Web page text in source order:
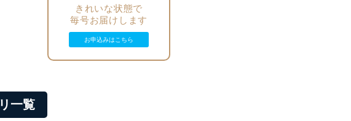
ビューの機会を通じて、個人情報保護マネジメントシステムを継続的に改善し、常に最良
きれいな状態で
毎号お届けします
お申込みはこちら
一覧